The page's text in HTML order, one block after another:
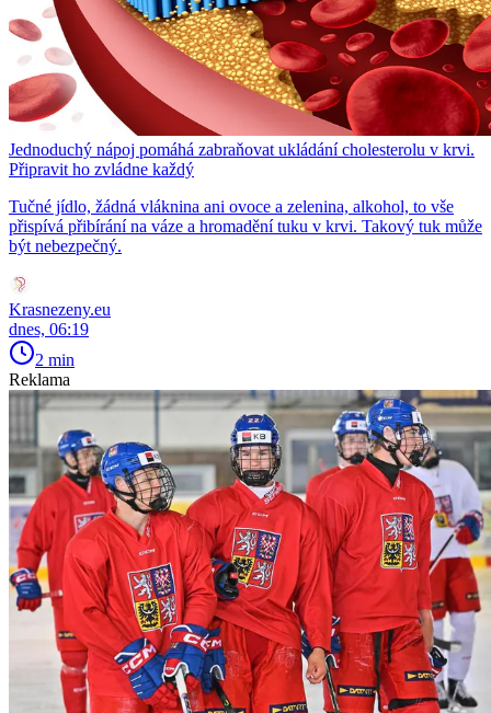
Jednoduchý nápoj pomáhá zabraňovat ukládání cholesterolu v krvi.
Připravit ho zvládne každý
Tučné jídlo, žádná vláknina ani ovoce a zelenina, alkohol, to vše
přispívá přibírání na váze a hromadění tuku v krvi. Takový tuk může
být nebezpečný.
Krasnezeny.eu
dnes, 06:19
2 min
Reklama